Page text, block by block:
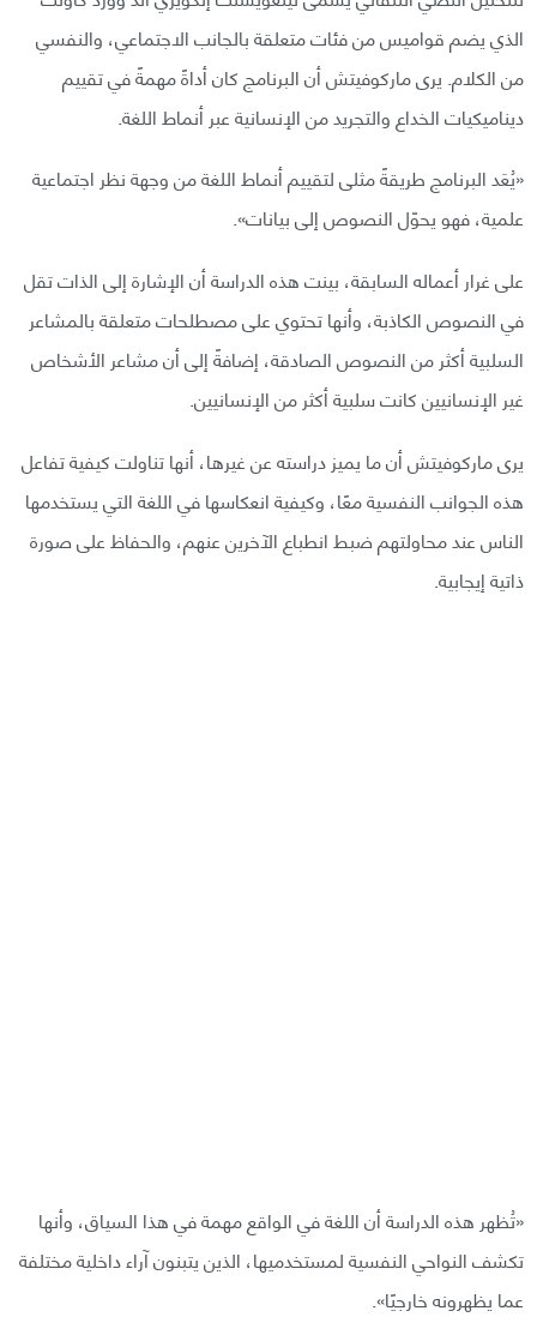
الذي يضم قواميس من فئات متعلقة بالجانب الاجتماعي، والنفسي
من الكلام. يرى ماركوفيتش أن البرنامج كان أداةً مهمةً في تقييم
ديناميكيات الخداع والتجريد من الإنسانية عبر أنماط اللغة.
«يُعَد البرنامج طريقةً مثلى لتقييم أنماط اللغة من وجهة نظر اجتماعية
علمية، فهو يحوّل النصوص إلى بيانات».
على غرار أعماله السابقة، بينت هذه الدراسة أن الإشارة إلى الذات تقل
في النصوص الكاذبة، وأنها تحتوي على مصطلحات متعلقة بالمشاعر
السلبية أكثر من النصوص الصادقة، إضافةً إلى أن مشاعر الأشخاص
غير الإنسانيين كانت سلبية أكثر من الإنسانيين.
يرى ماركوفيتش أن ما يميز دراسته عن غيرها، أنها تناولت كيفية تفاعل
هذه الجوانب النفسية معًا، وكيفية انعكاسها في اللغة التي يستخدمها
الناس عند محاولتهم ضبط انطباع الآخرين عنهم، والحفاظ على صورة
ذاتية إيجابية.
«تُظهر هذه الدراسة أن اللغة في الواقع مهمة في هذا السياق، وأنها
تكشف النواحي النفسية لمستخدميها، الذين يتبنون آراء داخلية مختلفة
عما يظهرونه خارجيًا».